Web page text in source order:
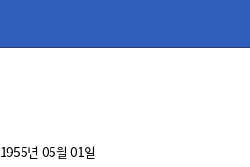
1955년 05월 01일